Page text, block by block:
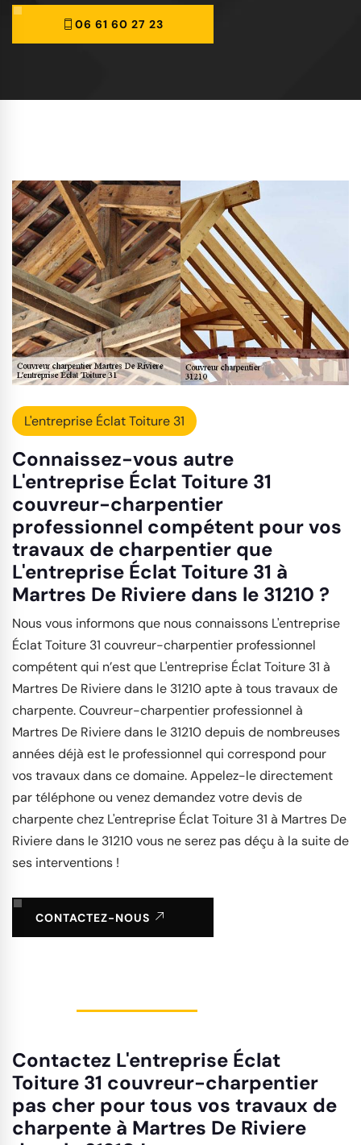
06 61 60 27 23
L'entreprise Éclat Toiture 31
Connaissez-vous autre
L'entreprise Éclat Toiture 31
couvreur-charpentier
professionnel compétent pour vos
travaux de charpentier que
L'entreprise Éclat Toiture 31 à
Martres De Riviere dans le 31210 ?
Nous vous informons que nous connaissons L'entreprise
Éclat Toiture 31 couvreur-charpentier professionnel
compétent qui n’est que L'entreprise Éclat Toiture 31 à
Martres De Riviere dans le 31210 apte à tous travaux de
charpente. Couvreur-charpentier professionnel à
Martres De Riviere dans le 31210 depuis de nombreuses
années déjà est le professionnel qui correspond pour
vos travaux dans ce domaine. Appelez-le directement
par téléphone ou venez demandez votre devis de
charpente chez L'entreprise Éclat Toiture 31 à Martres De
Riviere dans le 31210 vous ne serez pas déçu à la suite de
ses interventions !
CONTACTEZ-NOUS
Contactez L'entreprise Éclat
Toiture 31 couvreur-charpentier
pas cher pour tous vos travaux de
charpente à Martres De Riviere